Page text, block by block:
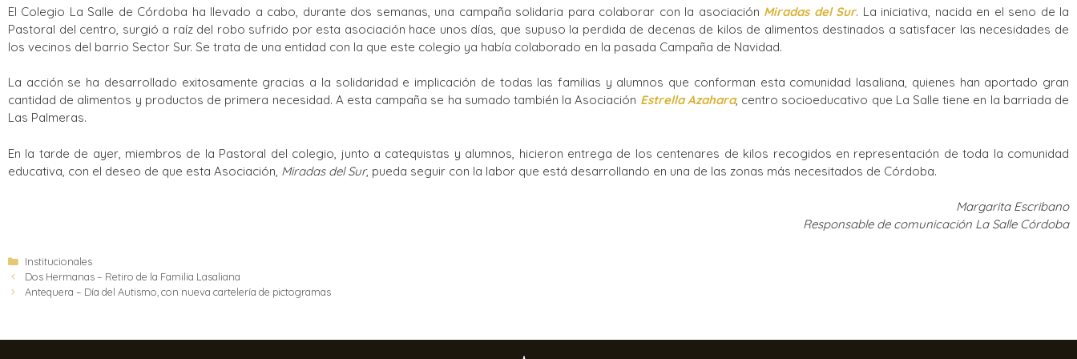
Ciclos Formativos
El Colegio La Salle de Córdoba ha llevado a cabo, durante dos semanas, una campaña solidaria para colaborar con la asociación Miradas del Sur. La iniciativa, nacida en el seno de la
Pastoral del centro, surgió a raíz del robo sufrido por esta asociación hace unos días, que supuso la perdida de decenas de kilos de alimentos destinados a satisfacer las necesidades de
los vecinos del barrio Sector Sur. Se trata de una entidad con la que este colegio ya había colaborado en la pasada Campaña de Navidad.
La acción se ha desarrollado exitosamente gracias a la solidaridad e implicación de todas las familias y alumnos que conforman esta comunidad lasaliana, quienes han aportado gran
cantidad de alimentos y productos de primera necesidad. A esta campaña se ha sumado también la Asociación Estrella Azahara, centro socioeducativo que La Salle tiene en la barriada de
Las Palmeras.
En la tarde de ayer, miembros de la Pastoral del colegio, junto a catequistas y alumnos, hicieron entrega de los centenares de kilos recogidos en representación de toda la comunidad
educativa, con el deseo de que esta Asociación, Miradas del Sur, pueda seguir con la labor que está desarrollando en una de las zonas más necesitados de Córdoba.
Margarita Escribano
Responsable de comunicación La Salle Córdoba
Institucionales
Dos Hermanas – Retiro de la Familia Lasaliana
Antequera – Día del Autismo, con nueva cartelería de pictogramas